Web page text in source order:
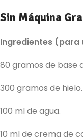
Sin Máquina
Ingredientes (para
80 gramos de base
300 gramos de hielo.
100 ml de agua.
10 ml de crema de